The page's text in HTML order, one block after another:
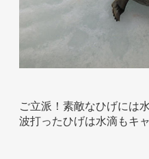
ご立派！素敵なひげには
波打ったひげは水滴もキ